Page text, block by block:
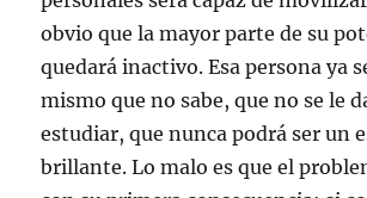
obvio que la mayor parte de su
quedará inactivo. Esa persona ya
mismo que no sabe, que no se le
estudiar, que nunca podrá ser un
brillante. Lo malo es que el